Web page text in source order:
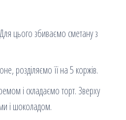
цього збиваємо сметану з
розділяємо її на 5 коржів.
і складаємо торт. Зверху
і шоколадом.